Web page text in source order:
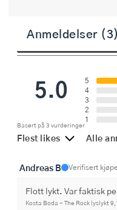
Anmeldelser (3)
5.0
Basert på 3 vurderinger
5
4
3
2
1
Flest likes Alle
Andreas B Verifisert
Flott lykt. Var faktisk
Kosta Boda - The Rock lyslykt